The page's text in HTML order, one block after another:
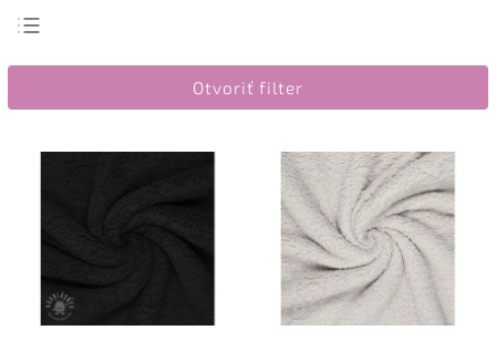
Najdrahšie
Otvoriť filter